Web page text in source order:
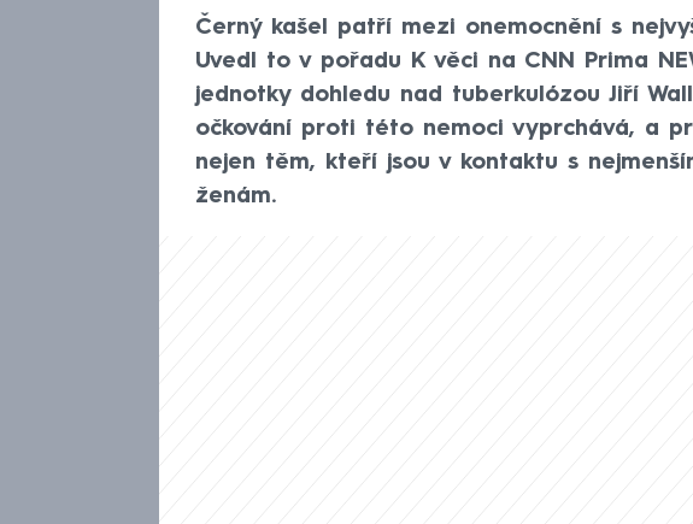
Černý kašel patří mezi onemocnění s
Uvedl to v pořadu K věci na CNN Prima
jednotky dohledu nad tuberkulózou Jiří
očkování proti této nemoci vyprchává, a
nejen těm, kteří jsou v kontaktu s
ženám.